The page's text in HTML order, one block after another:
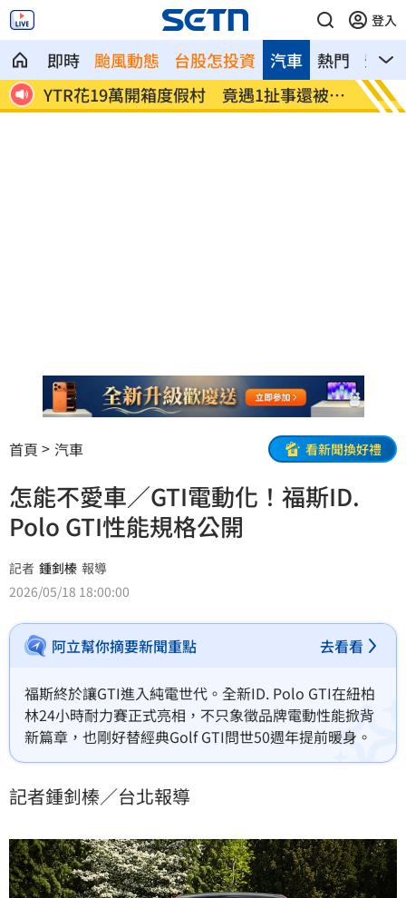
登入
即時 颱風動態 台股怎投資 熱門 影音
汽車
YTR花19萬開箱度假村 竟遇1扯事還被報
警
台中
衝
首頁 汽車 看新聞換好禮
怎能不愛車／GTI電動化！福斯ID.
Polo GTI性能規格公開
記者 鍾釗榛 報導
2026/05/18 18:00:00
阿立幫你摘要新聞重點 去看看
福斯終於讓GTI進入純電世代。全新ID. Polo GTI在紐柏
林24小時耐力賽正式亮相，不只象徵品牌電動性能掀背
新篇章，也剛好替經典Golf GTI問世50週年提前暖身。
記者鍾釗榛／台北報導